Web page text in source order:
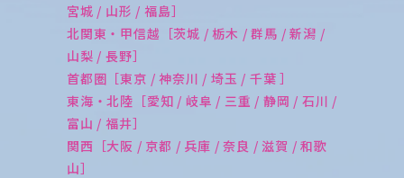
宮城 / 山形 / 福島］
北関東・甲信越［茨城 / 栃木 / 群馬 / 新潟 /
山梨 / 長野］
首都圏［東京 / 神奈川 / 埼玉 / 千葉 ］
東海・北陸［愛知 / 岐阜 / 三重 / 静岡 / 石川 /
富山 / 福井］
関西［大阪 / 京都 / 兵庫 / 奈良 / 滋賀 / 和歌
山］